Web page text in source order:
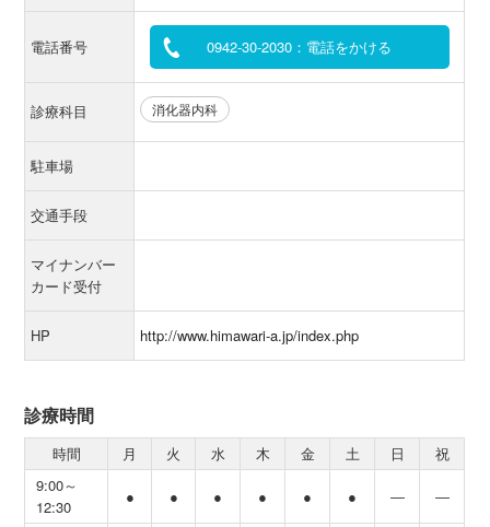
電話番号 0942-30-2030：電話をかける
診療科目 消化器内科
駐車場
交通手段
マイナンバー
カード受付
HP http://www.himawari-a.jp/index.php
診療時間
時間 月 火 水 木 金 土 日
祝
9:00～
12:30
● ● ● ● ● ● ― ―